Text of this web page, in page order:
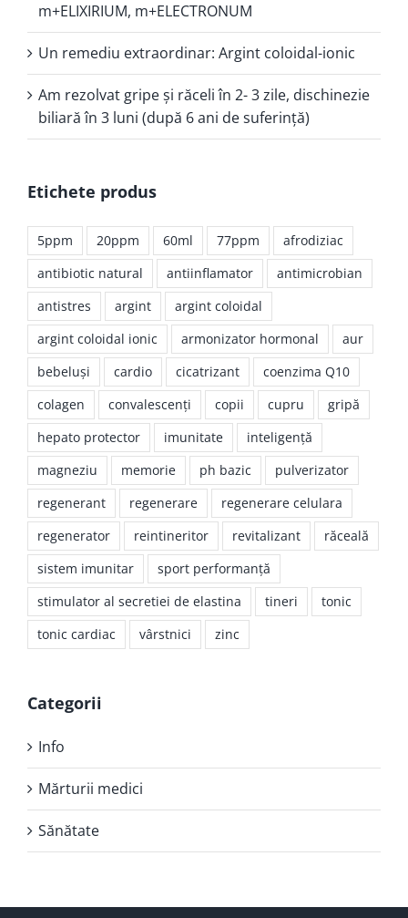
m+ELIXIRIUM, m+ELECTRONUM
Un remediu extraordinar: Argint coloidal-ionic
Am rezolvat gripe și răceli în 2- 3 zile, dischinezie
biliară în 3 luni (după 6 ani de suferință)
Etichete produs
5ppm 20ppm 60ml 77ppm
afrodiziac
antibiotic natural
antiinflamator
antimicrobian
antistres
argint
argint coloidal
argint coloidal ionic
armonizator hormonal
aur
bebeluşi
cardio cicatrizant
coenzima Q10
colagen
convalescenţi copii cupru
gripă
hepato protector
imunitate
inteligenţă
magneziu
memorie ph bazic
pulverizator
regenerant
regenerare
regenerare celulara
regenerator
reintineritor revitalizant
răceală
sistem imunitar
sport performanţă
stimulator al secretiei de elastina
tineri
tonic
tonic cardiac
vârstnici zinc
Categorii
Info
Mărturii medici
Sănătate